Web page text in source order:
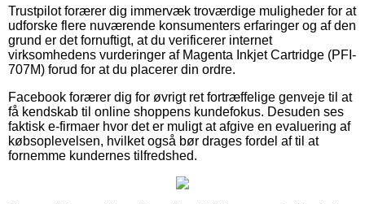
Trustpilot forærer dig immervæk troværdige muligheder for at
udforske flere nuværende konsumenters erfaringer og af den
grund er det fornuftigt, at du verificerer internet
virksomhedens vurderinger af Magenta Inkjet Cartridge (PFI-
707M) forud for at du placerer din ordre.
Facebook forærer dig for øvrigt ret fortræffelige genveje til at
få kendskab til online shoppens kundefokus. Desuden ses
faktisk e-firmaer hvor det er muligt at afgive en evaluering af
købsoplevelsen, hvilket også bør drages fordel af til at
fornemme kundernes tilfredshed.